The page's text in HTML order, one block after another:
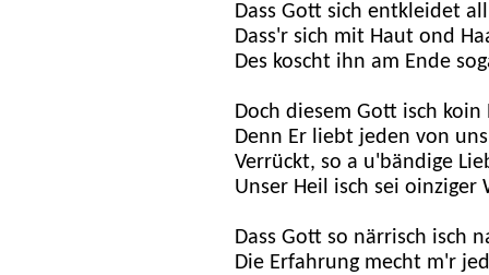
Dass Gott sich entkleidet
Dass'r sich mit Haut ond
Des koscht ihn am Ende
Doch diesem Gott isch koin
Denn Er liebt jeden von
Verrückt, so a u'bändige
Unser Heil isch sei oinziger
Dass Gott so närrisch isch
Die Erfahrung mecht m'r